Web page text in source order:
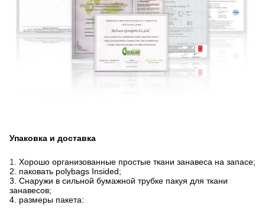
Упаковка и доставка
1. Хорошо организованные простые ткани занавеса на запасе;
2. паковать polybags Insided;
3. Снаружи в сильной бумажной трубке пакуя для ткани
занавесов;
4. размеры пакета: